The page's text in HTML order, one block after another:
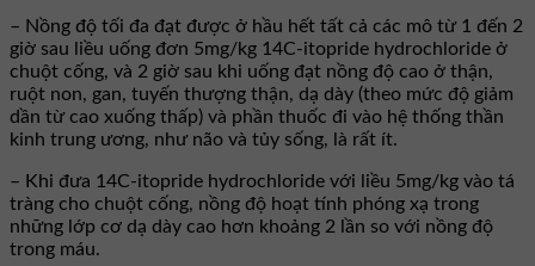
– Nồng độ tối đa đạt được ở hầu hết tất cả các mô từ 1 đến 2
giờ sau liều uống đơn 5mg/kg 14C-itopride hydrochloride ở
chuột cống, và 2 giờ sau khi uống đạt nồng độ cao ở thận,
ruột non, gan, tuyến thượng thận, dạ dày (theo mức độ giảm
dần từ cao xuống thấp) và phần thuốc đi vào hệ thống thần
kinh trung ương, như não và tủy sống, là rất ít.
– Khi đưa 14C-itopride hydrochloride với liều 5mg/kg vào tá
tràng cho chuột cống, nồng độ hoạt tính phóng xạ trong
những lớp cơ dạ dày cao hơn khoảng 2 lần so với nồng độ
trong máu.